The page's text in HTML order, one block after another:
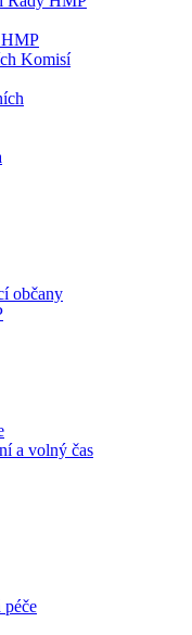
HMP
Komisí
občany
a volný čas
péče